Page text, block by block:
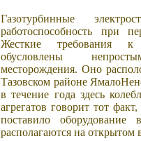
Газотурбинные
работоспособность при
Жесткие требования к
обусловлены
месторождения. Оно
Тазовском районе
в течение года здесь
агрегатов говорит тот
поставило
располагаются на открытом